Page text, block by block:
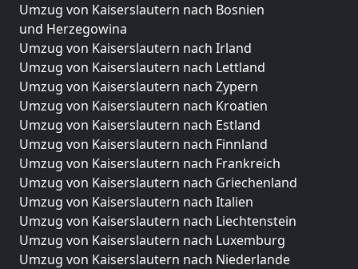
Umzug von Kaiserslautern nach Bosnien
und Herzegowina
Umzug von Kaiserslautern nach Irland
Umzug von Kaiserslautern nach Lettland
Umzug von Kaiserslautern nach Zypern
Umzug von Kaiserslautern nach Kroatien
Umzug von Kaiserslautern nach Estland
Umzug von Kaiserslautern nach Finnland
Umzug von Kaiserslautern nach Frankreich
Umzug von Kaiserslautern nach Griechenland
Umzug von Kaiserslautern nach Italien
Umzug von Kaiserslautern nach Liechtenstein
Umzug von Kaiserslautern nach Luxemburg
Umzug von Kaiserslautern nach Niederlande